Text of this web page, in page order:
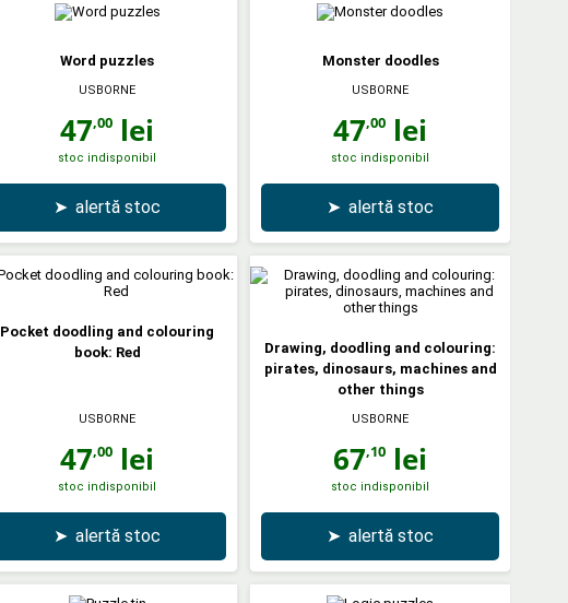
Word puzzles
USBORNE
47,00 lei
stoc indisponibil
➤ alertă stoc
Monster doodles
USBORNE
47,00 lei
stoc indisponibil
➤ alertă stoc
Pocket doodling and colouring
book: Red
USBORNE
47,00 lei
stoc indisponibil
➤ alertă stoc
Drawing, doodling and colouring:
pirates, dinosaurs, machines and
other things
USBORNE
67,10 lei
stoc indisponibil
➤ alertă stoc